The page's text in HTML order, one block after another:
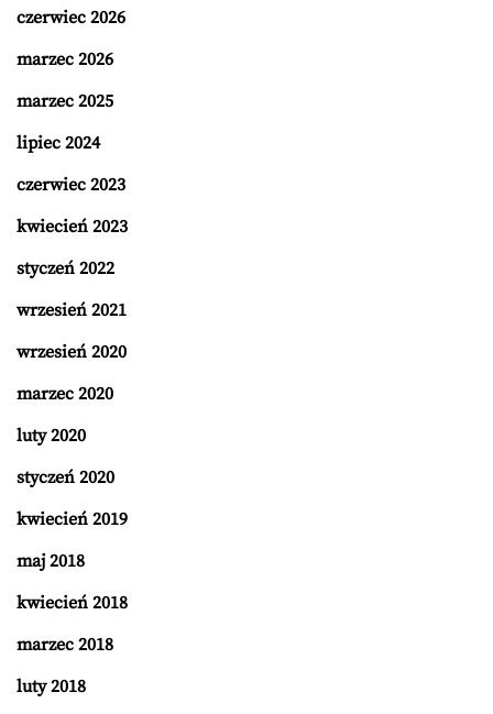
czerwiec 2026
marzec 2026
marzec 2025
lipiec 2024
czerwiec 2023
kwiecień 2023
styczeń 2022
wrzesień 2021
wrzesień 2020
marzec 2020
luty 2020
styczeń 2020
kwiecień 2019
maj 2018
kwiecień 2018
marzec 2018
luty 2018